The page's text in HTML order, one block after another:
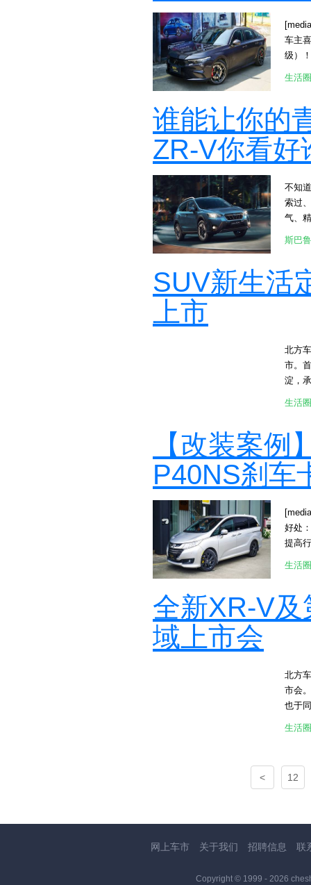
车主
级）
4机
纹分
思域
型格
欢迎
生活圈
谁能让你的
ZR-V你看好
不知
索过
气、
陪伴
隆起
气格
车身
斯巴
使用
增添
维打
注定
常适
驭，
感受
是年
的先
为代
摄像
安全
驾就
有更
调去
斯巴
SUV新生活
上市
北方
市。
淀，
伴用
四代i-
供更
全球
交互
娱乐
能。
面的
量感
镜及
新一
级，
部空
级，
义，
生活圈
【改装案例
P40NS刹车
好处
提高
升级
原厂
生活圈
全新XR-V
域上市会
北方
市会
也于
于把
主驱
主动
响搭
特气
生活圈
< 12
网上车市 关于我们 招聘信息 联
Copyright © 1999 - 2026